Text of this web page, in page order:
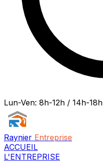
Lun-Ven: 8h-12h / 14h-18h
Raynier Entreprise
ACCUEIL
L'ENTREPRISE